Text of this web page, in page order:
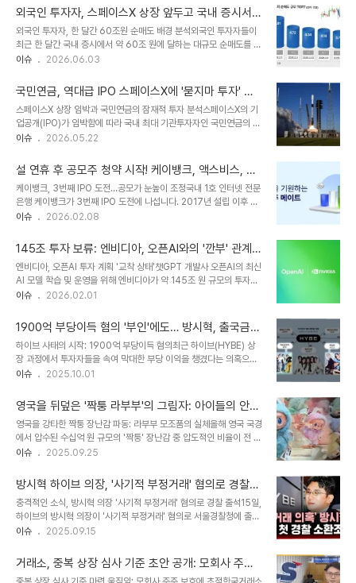
이스X의 상장 기업 가..
성을 키우는 요인으로 작용할 것입니다. 스페이스 X 상장 및 고금리 우
려가 투자 심리 위축미국 우주항공 기업 스페이스 X의 상장을 앞두고
자금 마련 수요가 매도세에 영향을 미쳤습니다. 또한, 예상보다 견고한
미국의 고용지표는 연방준비제도의 금리 인상 가능성을 높이며 투자
심리를 위축시키고 있습니다. 금리 상승은 주가 하락의 대표적인 거시
벌 투자 심리 변화는 ..
외국인 투자자, 스페이스X 상장 앞두고 국내 증시서
대규모 매도세 지속
외국인 투자자, 한 달간 60조원 순매도 배경 분석외국인 투자자들이
최근 한 달간 국내 증시에서 약 60조 원에 달하는 대규모 순매도를 기
록하며 코스피 변동성이 확대되고 있습니다. 이러한 매도세는 한국 경
밸런싱 성격으로 분석됩니다. 특히 삼성전자와 SK하이닉스에서 각각
24조 원, 25조 원 이상 순매도하며 전체의 82.9%를 차지했습니다.
스페이스X 상장, 추가 자금 이탈 가능성 제기오는 12일 예정된 스페이
스X의 기업공개(IPO)가 향후 추가적인 외국인 자금 이탈을 촉발할 수
있다는 우려가 제기되고 있습니다. 스페이스X는 상장 시 세계 시가총
따라 글로벌 투자자 ..
이슈 2026.06.03
국민연금, 역대급 IPO 스페이스X에 '묻지마 투자' 나
설까?
스페이스X 상장 임박과 국민연금의 잠재적 투자 분석스페이스X의 기
업공개(IPO)가 임박함에 따라 국내 최대 기관투자자인 국민연금의 매
수 가능성이 제기되고 있습니다. 국민연금 기금운용본부 투자운용팀
시가총액 5~6위 규모가 될 것으로 예상하며, 국민연금의 투자 불가피
성을 언급했습니다. 이는 국민연금의 해외주식 벤치마크인 MSCI
ACWI ex-Korea 지수 편입과 관련된 상관계수 관리 때문입니다.
MSCI 지수 편입 기준과 스페이스X의 상장 규모MSCI의 지수 방법론
에 따르면, '상당히 큰 규모의 IPO'는 상장 후 10거래일 종가 기준으
스X는 이러한 기준을 충족하여..
이슈 2026.05.22
설 연휴 후 공모주 청약 시작! 케이뱅크, 액스비스, 에
스팀 상장 준비 현황
케이뱅크, 3번째 IPO 도전…공모가 눈높이 조정국내 1호 인터넷 전문
은행 케이뱅크가 3번째 IPO 도전에 나섭니다. 2017년 설립 이후 비
대면 금융 서비스와 다양한 플랫폼 제휴를 통해 성장해왔습니다. 이번
를 낮춘 모습입니다. 하지만 실적에 대한 우려와 두나무와의 제휴 계약
만료 시점 등은 고려해야 할 요소입니다. 케이뱅크는 12일 공모가를
확정하고 설 연휴 이후인 20일과 23일 청약을 진행할 예정입니다. 액
스비스, 이차전지·전장부품 분야 레이저 솔루션 강점레이저 솔루션 기
업 액스비스는 코스닥 상장을 위한 수요예측을 진행합니다. 현대차,
장부품 분야에서 기술력을..
이슈 2026.02.08
145조 투자 보류: 엔비디아, 오픈AI와의 '깐부' 관계
재점검
엔비디아, 오픈AI 투자 계획 '교착 상태'챗GPT 개발사 오픈AI의 최신
AI 모델 학습 및 운영을 위해 엔비디아가 약 145조 원 규모의 투자를
계획했으나, 내부 회의론으로 인해 현재 교착 상태에 빠졌다는 소식입
서 해당 거래에 대한 회의론이 제기되면서 진전을 보지 못하고 있으며,
양측이 향후 파트너십 방향 자체를 재검토하고 있다고 보도했습니다.
지난해 9월 체결된 양해각서(MOU)는 초기 단계 이상 전혀 진전되지
않은 상태로 알려졌습니다. 젠슨 황 CEO의 '신중론'과 오픈AI의 '위
기감'젠슨 황 엔비디아 CEO는 1000억 달러 투자 합의가 법적 구속
로 전해졌습니다..
이슈 2026.02.01
1900억 부당이득 혐의 '부인'에도… 방시혁, 출국금지
조치: 하이브 사태의 현재와 미래
하이브 사태의 시작: 1900억 부당이득 혐의최근 하이브(HYBE) 상
장 과정에서 투자자들을 속여 막대한 부당 이익을 챙겼다는 의혹으로,
방시혁 하이브 의장이 출국금지 조치를 받았습니다. 이 사건은 단순한
각한 파장을 일으킬 수 있다는 점에서 더욱 주목받고 있습니다. 서울경
찰청 금융범죄수사대는 자본시장법 위반 혐의를 받는 방 의장에 대해
출국금지 조처를 내렸으며, 현재 수사가 진행 중입니다. 이로 인해 하
이브의 주가와 기업 이미지에도 부정적인 영향이 불가피할 것으로 보
입니다. 혐의의 내용: IPO를 둘러싼 의혹방시혁 의장은 2019년, 벤처
속인 혐의를 받고 있습..
이슈 2025.10.01
영국을 뒤덮은 '짝퉁 라부부'의 그림자: 아이들의 안전
을 위협하는 위험한 유혹
영국을 강타한 짝퉁 장난감 파동: 라부부 모조품의 실체올해 영국 국경
에서 압수된 수십억 원 규모의 '짝퉁' 장난감 중 압도적인 비율이 전 세
계적인 인기를 누리는 중국 캐릭터 인형 '라부부'의 모조품으로 드러났
(IPO)의 조사 결과, 올해 압수된 25만 9천 개의 위조 장난감 중 23
만 6천 개가 가짜 라부부 제품이었습니다. 이는 전체 압수량의 91%
에 달하는 수치로, 짝퉁 라부부의 심각성을 보여줍니다. 이러한 짝퉁
장난감은 아이들의 안전을 심각하게 위협하며, 소비자들에게 큰 피해
를 주고 있습니다. 안전 불합격, 유해 물질, 그리고 아이들의 건강: 짝
의 안전성 검사 결과..
이슈 2025.09.25
방시혁 하이브 의장, '사기적 부정거래' 혐의로 경찰
출석: IPO를 둘러싼 진실 공방
충격적인 소식, 방시혁 의장 '사기적 부정거래' 혐의로 경찰 출석15일,
하이브의 방시혁 의장이 '사기적 부정거래' 혐의로 서울경찰청에 출석
했습니다. 기업공개(IPO)를 앞두고 투자자들을 속여 지분을 판매하게
임하겠다'고 짧게 답했습니다. 이번 사건은 엔터테인먼트 업계는 물론,
투자 시장 전체에 큰 파장을 일으킬 것으로 예상됩니다. 방시혁 의장의
이슈 2025.09.15
거래소, 중복 상장 심사 기준 초안 공개: 모회사 주주
보호에 방점